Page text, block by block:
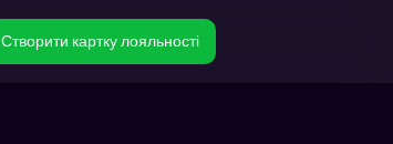
Створити картку лояльності